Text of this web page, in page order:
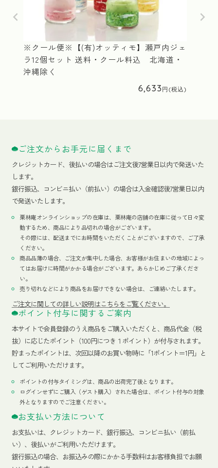
※クール便※【(有)オッティモ】瀬戸内ジェ
ラ12個セット 送料・クール料込 北海道・
沖縄除く
6,633
ご注文からお手元に届くまで
クレジットカード、 後払いの場合はご注文後7営業日以内で発送いた
します。
銀行振込、コンビニ払い（前払い）の場合は入金確認後7営業日以内
で発送いたします。
栗林庵オンラインショップの在庫は、栗林庵の店舗の在庫に従って日々変
動するため、商品により品切れの場合がございます。
その際には、配送までにお時間をいただくことがございますので、ご了承
ください。
商品品薄の場合、ご注文が集中した場合、お客様がお住まいの地域によっ
てはお届けに時間がかかる場合がございます。あらかじめご了承くださ
い。
売り切れなどにより商品をお届けできない場合は、ご連絡いたします。
ご注文に関しての詳しい説明はこちらをご覧ください。
ポイント付与に関するご案内
本サイトで会員登録のうえ商品をご購入いただくと、商品代金（税
抜）に応じたポイント（100円につき１ポイント）が付与されます。
貯まったポイントは、次回以降のお買い物時に「1ポイント＝1円」と
してご利用いただけます。
ポイントの付与タイミングは、商品の出荷完了後となります。
ログインせずにご購入（ゲスト購入）された場合は、ポイント付与の対象
外となりますのでご注意ください。
お支払い方法について
お支払いは、クレジットカード、銀行振込、コンビニ払い（前払
い）、後払いがご利用いただけます。
銀行振込の場合、お振込みの際にかかる手数料はお客様負担でお願